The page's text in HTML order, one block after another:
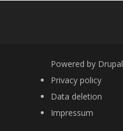
Powered by Drupal
FOOTER
Privacy policy
Data deletion
Impressum